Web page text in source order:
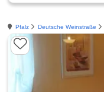
Pfalz Deutsche Weinstraße